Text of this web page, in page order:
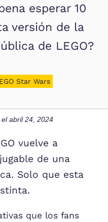
esperar 10
versión de la
de LEGO?
Star Wars
elabril 24, 2024
vuelve a
de una
Solo que esta
que los fans